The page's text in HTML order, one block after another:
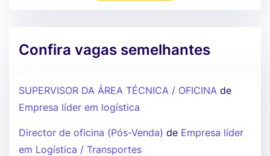
Confira vagas semelhantes
SUPERVISOR DA ÁREA TÉCNICA / OFICINA de
Empresa líder em logística
Director de oficina (Pós-Venda) de Empresa líder
em Logística / Transportes